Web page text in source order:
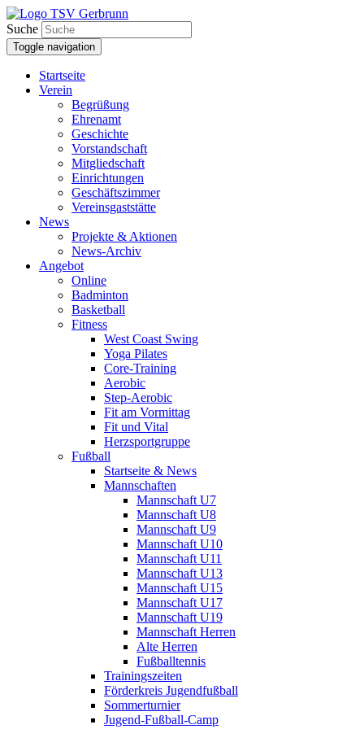
Suche
Toggle navigation
Startseite
Verein
Begrüßung
Ehrenamt
Geschichte
Vorstandschaft
Mitgliedschaft
Einrichtungen
Geschäftszimmer
Vereinsgaststätte
News
Projekte & Aktionen
News-Archiv
Angebot
Online
Badminton
Basketball
Fitness
West Coast Swing
Yoga Pilates
Core-Training
Aerobic
Step-Aerobic
Fit am Vormittag
Fit und Vital
Herzsportgruppe
Fußball
Startseite & News
Mannschaften
Mannschaft U7
Mannschaft U8
Mannschaft U9
Mannschaft U10
Mannschaft U11
Mannschaft U13
Mannschaft U15
Mannschaft U17
Mannschaft U19
Mannschaft Herren
Alte Herren
Fußballtennis
Trainingszeiten
Förderkreis Jugendfußball
Sommerturnier
Jugend-Fußball-Camp